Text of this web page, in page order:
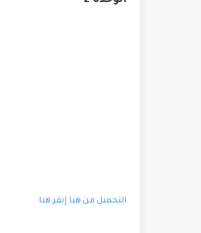
التحميل من هنا إنقر هنا